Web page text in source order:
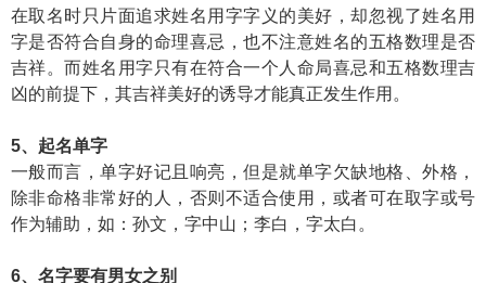
在取名时只片面追求姓名用字字义的美好，却忽视了姓名用
字是否符合自身的命理喜忌，也不注意姓名的五格数理是否
吉祥。而姓名用字只有在符合一个人命局喜忌和五格数理吉
凶的前提下，其吉祥美好的诱导才能真正发生作用。
5、起名单字
一般而言，单字好记且响亮，但是就单字欠缺地格、外格，
除非命格非常好的人，否则不适合使用，或者可在取字或号
作为辅助，如：孙文，字中山；李白，字太白。
6、名字要有男女之别